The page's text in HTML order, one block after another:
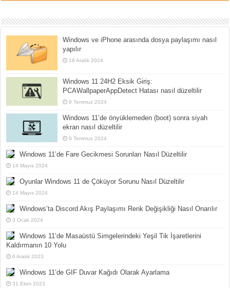
Windows ve iPhone arasında dosya paylaşımı nasıl
yapılır
18 Aralık 2024
Windows 11 24H2 Eksik Giriş:
PCAWallpaperAppDetect Hatası nasıl düzeltilir
9 Temmuz 2024
Windows 11’de önyüklemeden (boot) sonra siyah
ekran nasıl düzeltilir
9 Temmuz 2024
Windows 11’de Fare Gecikmesi Sorunları Nasıl Düzeltilir
14 Mayıs 2024
Oyunlar Windows 11 de Çöküyor Sorunu Nasıl Düzeltilir
14 Mayıs 2024
Windows’ta Discord Akış Paylaşımı Renk Değişikliği Nasıl Onarılır
3 Ocak 2024
Windows 11’de Masaüstü Simgelerindeki Yeşil Tik İşaretlerini
Kaldırmanın 10 Yolu
6 Aralık 2023
Windows 11’de GIF Duvar Kağıdı Olarak Ayarlama
31 Ekim 2023